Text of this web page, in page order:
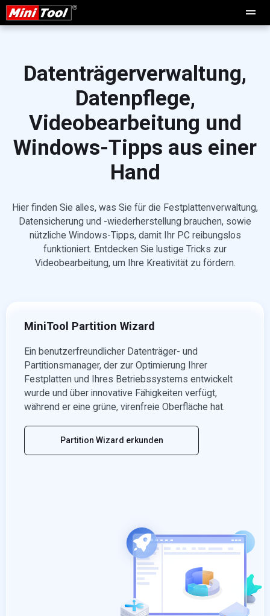
Datenträgerverwaltung,
Datenpflege,
Videobearbeitung und
Windows-Tipps aus einer
Hand
Hier finden Sie alles, was Sie für die Festplattenverwaltung,
Datensicherung und -wiederherstellung brauchen, sowie
nützliche Windows-Tipps, damit Ihr PC reibungslos
funktioniert. Entdecken Sie lustige Tricks zur
Videobearbeitung, um Ihre Kreativität zu fördern.
MiniTool Partition Wizard
Ein benutzerfreundlicher Datenträger- und
Partitionsmanager, der zur Optimierung Ihrer
Festplatten und Ihres Betriebssystems entwickelt
wurde und über innovative Fähigkeiten verfügt,
während er eine grüne, virenfreie Oberfläche hat.
Partition Wizard erkunden